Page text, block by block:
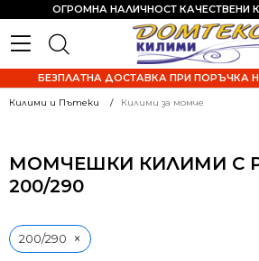
ОГРОМНА НАЛИЧНОСТ КАЧЕСТВЕНИ
БЕЗПЛАТНА ДОСТАВКА ПРИ ПОРЪЧКА
Килими и Пътеки Килими за момче
МОМЧЕШКИ КИЛИМИ С
200/290
200/290 ×